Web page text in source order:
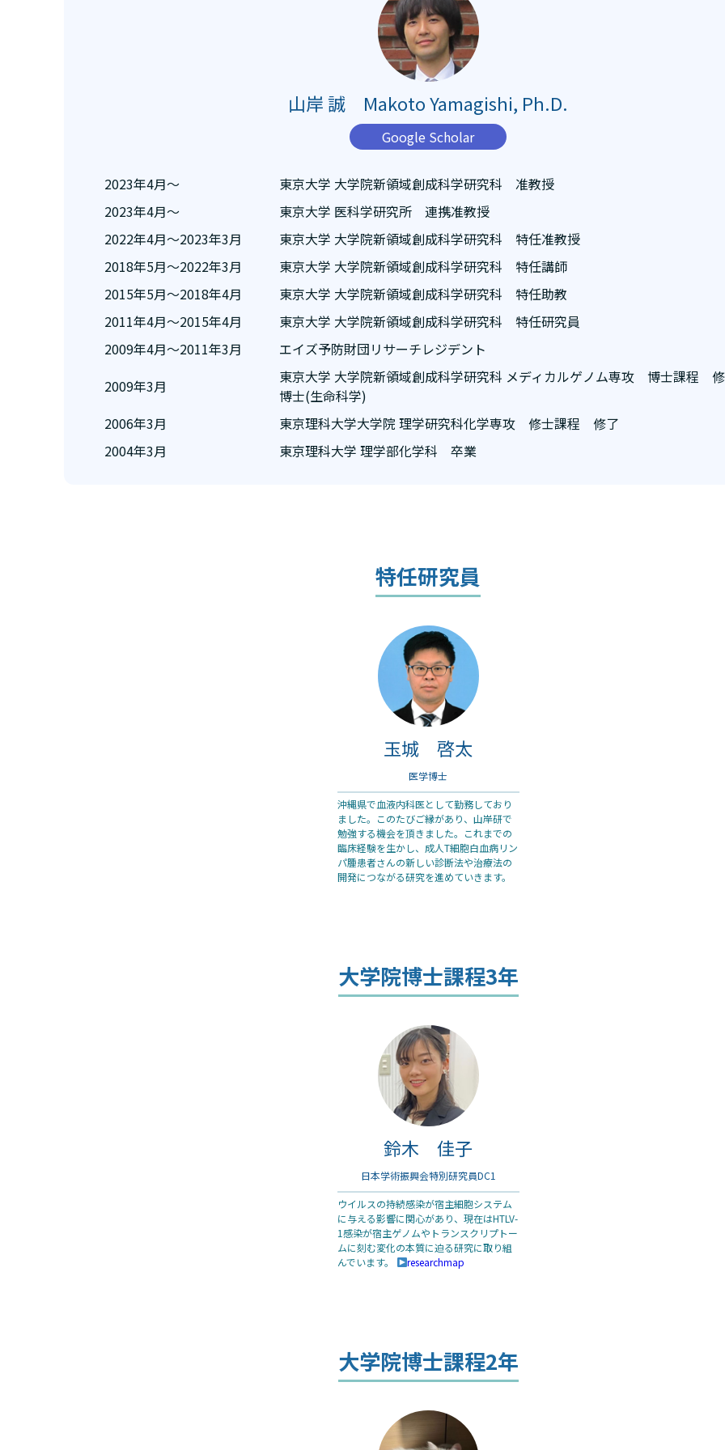
山岸 誠 Makoto Yamagishi, Ph.D.
Google Scholar
2023年4月〜
東京大学 大学院新領域創成科学研究科 准教授
2023年4月〜
東京大学 医科学研究所 連携准教授
2022年4月〜2023年3月
東京大学 大学院新領域創成科学研究科 特任准教授
2018年5月〜2022年3月
東京大学 大学院新領域創成科学研究科 特任講師
2015年5月〜2018年4月
東京大学 大学院新領域創成科学研究科 特任助教
2011年4月〜2015年4月
東京大学 大学院新領域創成科学研究科 特任研究員
2009年4月〜2011年3月
エイズ予防財団リサーチレジデント
2009年3月
東京大学 大学院新領域創成科学研究科 メディカルゲノム専攻 博士課程
博士(生命科学)
2006年3月
東京理科大学大学院 理学研究科化学専攻 修士課程 修了
2004年3月
東京理科大学 理学部化学科 卒業
特任研究員
玉城 啓太
医学博士
沖縄県で血液内科医として勤務しており
ました。このたびご縁があり、山岸研で
勉強する機会を頂きました。これまでの
臨床経験を生かし、成人T細胞白血病リン
パ腫患者さんの新しい診断法や治療法の
開発につながる研究を進めていきます。
大学院博士課程3年
鈴木 佳子
日本学術振興会特別研究員DC1
ウイルスの持続感染が宿主細胞システム
に与える影響に関心があり、現在はHTLV-
1感染が宿主ゲノムやトランスクリプトー
ムに刻む変化の本質に迫る研究に取り組
んでいます。
researchmap
大学院博士課程2年